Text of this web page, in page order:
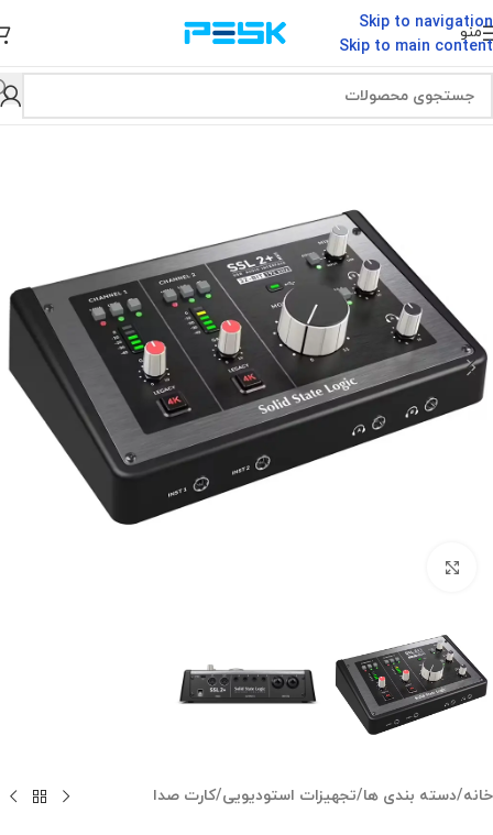
Skip to navigation
Skip to main content
منو
خانه/دسته بندی ها/تجهیزات استودیویی/کارت صدا